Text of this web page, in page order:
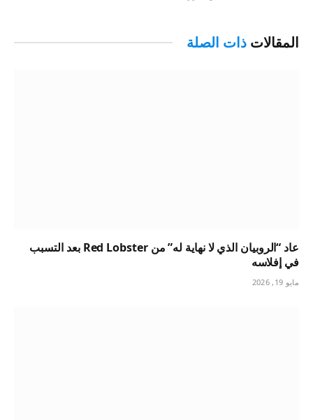
المقالات ذات الصلة
عاد “الروبيان الذي لا نهاية له” من Red Lobster بعد التسبب
في إفلاسه
مايو 19, 2026